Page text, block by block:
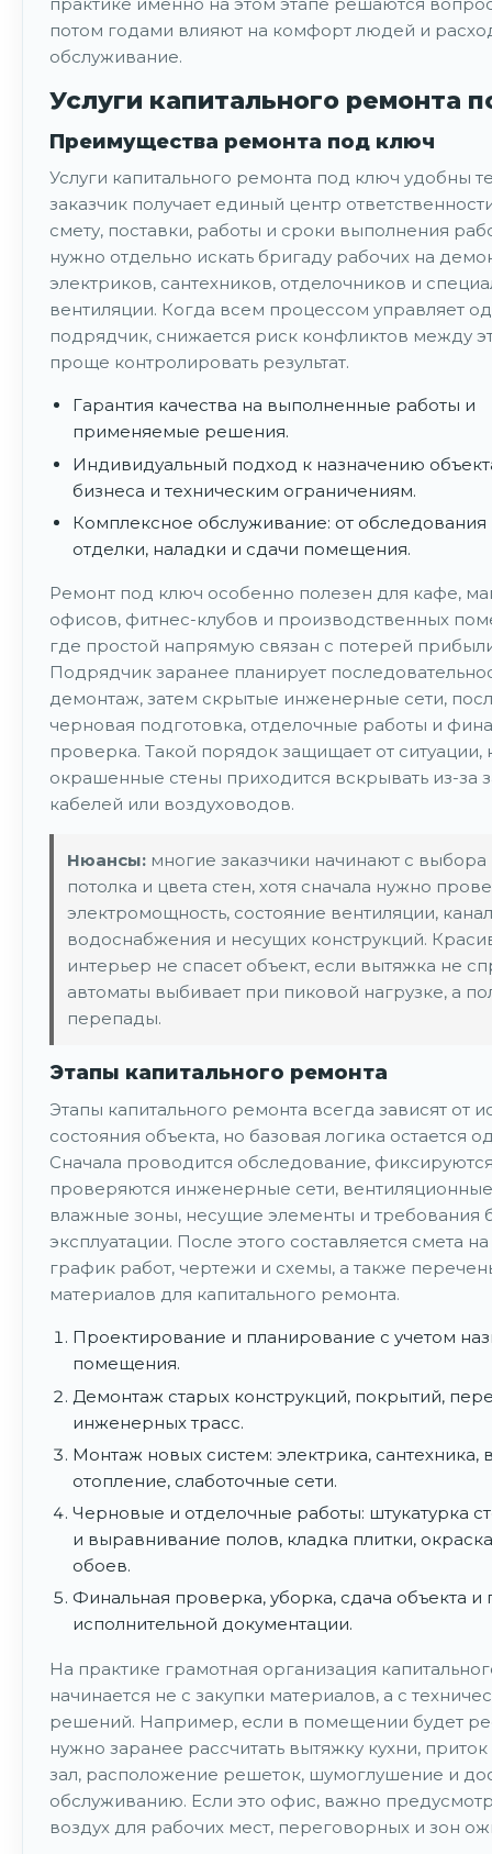
практике именно на этом этапе решаются
потом годами влияют на комфорт людей и
обслуживание.
Услуги капитального ремонта
Преимущества ремонта под ключ
Услуги капитального ремонта под ключ удобны
заказчик получает единый центр
смету, поставки, работы и сроки выполнения
нужно отдельно искать бригаду рабочих на
электриков, сантехников, отделочников и
вентиляции. Когда всем процессом управляет
подрядчик, снижается риск конфликтов между
проще контролировать результат.
Гарантия качества на выполненные работы и
применяемые решения.
Индивидуальный подход к назначению
бизнеса и техническим ограничениям.
Комплексное обслуживание: от
отделки, наладки и сдачи помещения.
Ремонт под ключ особенно полезен для кафе,
офисов, фитнес-клубов и производственных
где простой напрямую связан с потерей
Подрядчик заранее планирует
демонтаж, затем скрытые инженерные сети,
черновая подготовка, отделочные работы и
проверка. Такой порядок защищает от ситуации,
окрашенные стены приходится вскрывать из-за
кабелей или воздуховодов.
Нюансы: многие заказчики начинают с выбора
потолка и цвета стен, хотя сначала нужно
электромощность, состояние вентиляции,
водоснабжения и несущих конструкций.
интерьер не спасет объект, если вытяжка не
автоматы выбивает при пиковой нагрузке, а
перепады.
Этапы капитального ремонта
Этапы капитального ремонта всегда зависят от
состояния объекта, но базовая логика остается
Сначала проводится обследование,
проверяются инженерные сети,
влажные зоны, несущие элементы и требования
эксплуатации. После этого составляется смета
график работ, чертежи и схемы, а также
материалов для капитального ремонта.
Проектирование и планирование с учетом
помещения.
Демонтаж старых конструкций, покрытий,
инженерных трасс.
Монтаж новых систем: электрика, сантехника,
отопление, слаботочные сети.
Черновые и отделочные работы: штукатурка
и выравнивание полов, кладка плитки,
обоев.
Финальная проверка, уборка, сдача объекта и
исполнительной документации.
На практике грамотная организация
начинается не с закупки материалов, а с
решений. Например, если в помещении будет
нужно заранее рассчитать вытяжку кухни, приток
зал, расположение решеток, шумоглушение и
обслуживанию. Если это офис, важно
воздух для рабочих мест, переговорных и зон